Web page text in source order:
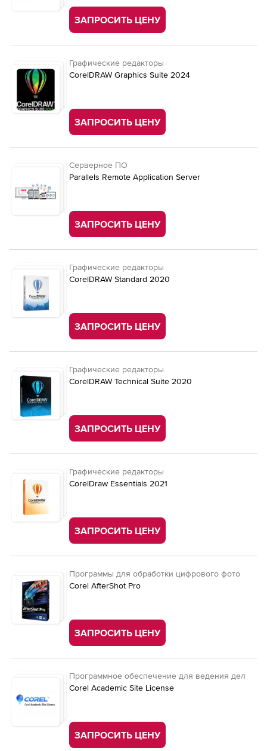
ЗАПРОСИТЬ ЦЕНУ
Графические редакторы
CorelDRAW Graphics Suite 2024
ЗАПРОСИТЬ ЦЕНУ
Серверное ПО
Parallels Remote Application Server
ЗАПРОСИТЬ ЦЕНУ
Графические редакторы
CorelDRAW Standard 2020
ЗАПРОСИТЬ ЦЕНУ
Графические редакторы
CorelDRAW Technical Suite 2020
ЗАПРОСИТЬ ЦЕНУ
Графические редакторы
CorelDraw Essentials 2021
ЗАПРОСИТЬ ЦЕНУ
Программы для обработки цифрового фото
Corel AfterShot Pro
ЗАПРОСИТЬ ЦЕНУ
Программное обеспечение для ведения дел
Corel Academic Site License
ЗАПРОСИТЬ ЦЕНУ